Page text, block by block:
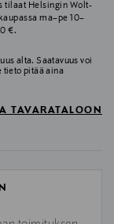
tilaat Helsingin Wolt-
ma–pe 10–
€.
alta. Saatavuus voi
tieto pitää aina
TAVARATALOON